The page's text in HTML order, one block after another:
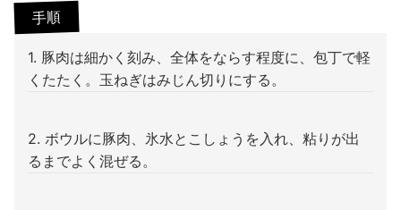
手順
1. 豚肉は細かく刻み、全体をならす程度に、包丁で軽
くたたく。玉ねぎはみじん切りにする。
2. ボウルに豚肉、氷水とこしょうを入れ、粘りが出
るまでよく混ぜる。